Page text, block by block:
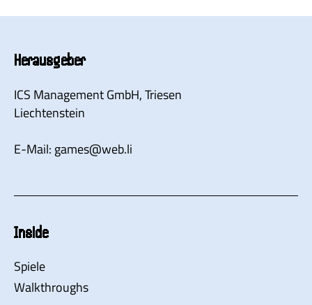
Herausgeber
ICS Management GmbH, Triesen
Liechtenstein
E-Mail: games@web.li
Inside
Spiele
Walkthroughs